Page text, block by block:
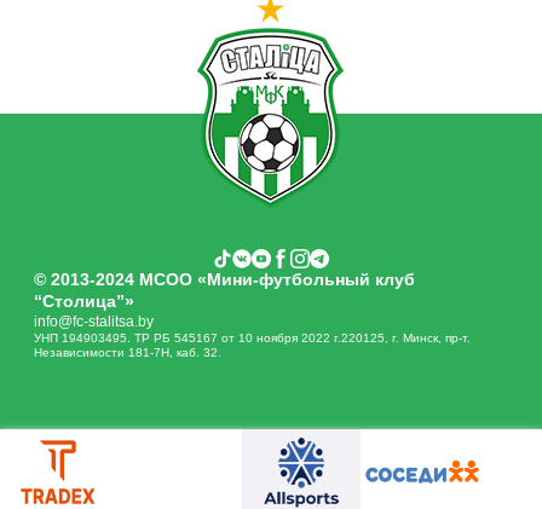
© 2013-2024 МСОО «Мини-футбольный клуб
“Столица”»
info@fc-stalitsa.by
УНП 194903495. ТР РБ 545167 от 10 ноября 2022 г.220125, г. Минск, пр-т.
Независимости 181-7Н, каб. 32.